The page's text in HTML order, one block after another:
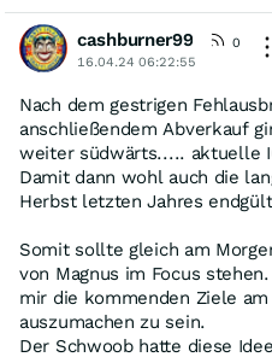
cashburner99
0
16.04.24 06:22:55
Nach dem gestrigen
anschließendem Abverkauf
weiter südwärts..... aktuelle
Damit dann wohl auch die
Herbst letzten Jahres
Somit sollte gleich am
von Magnus im Focus
mir die kommenden Ziele
auszumachen zu sein.
Der Schwoob hatte diese